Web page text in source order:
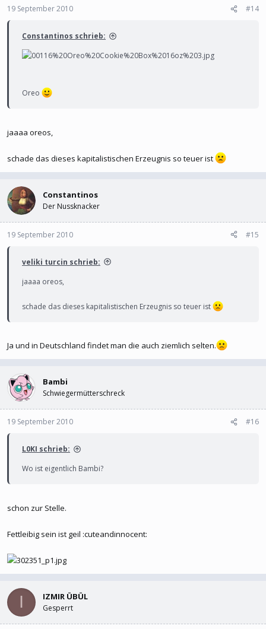
19 September 2010 #14
Constantinos schrieb:
Oreo
jaaaa oreos,
schade das dieses kapitalistischen Erzeugnis so teuer ist
Constantinos
Der Nussknacker
19 September 2010 #15
veliki turcin schrieb:
jaaaa oreos,
schade das dieses kapitalistischen Erzeugnis so teuer ist
Ja und in Deutschland findet man die auch ziemlich selten.
Bambi
Schwiegermütterschreck
19 September 2010 #16
L0KI schrieb:
Wo ist eigentlich Bambi?
schon zur Stelle.
Fettleibig sein ist geil :cuteandinnocent:
I IZMIR ÜBÜL
Gesperrt